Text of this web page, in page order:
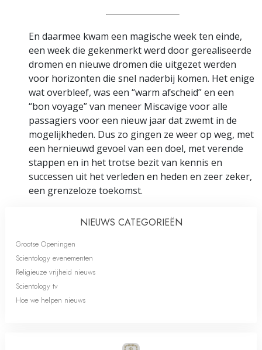
En daarmee kwam een magische week ten einde,
een week die gekenmerkt werd door gerealiseerde
dromen en nieuwe dromen die uitgezet werden
voor horizonten die snel naderbij komen. Het enige
wat overbleef, was een “warm afscheid” en een
“bon voyage” van meneer Miscavige voor alle
passagiers voor een nieuw jaar dat zwemt in de
mogelijkheden. Dus zo gingen ze weer op weg, met
een hernieuwd gevoel van een doel, met verende
stappen en in het trotse bezit van kennis en
successen uit het verleden en heden en zeer zeker,
een grenzeloze toekomst.
NIEUWS CATEGORIEËN
Grootse Openingen
Scientology evenementen
Religieuze vrijheid nieuws
Scientology tv
Hoe we helpen nieuws